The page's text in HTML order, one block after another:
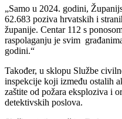
„Samo u 2024. godini,
62.683 poziva hrvatskih i
županije. Centar 112 s
raspolaganju je svim
godini.“
Također, u sklopu Službe
inspekcije koji između ostalih
zaštite od požara eksploziva i
detektivskih poslova.